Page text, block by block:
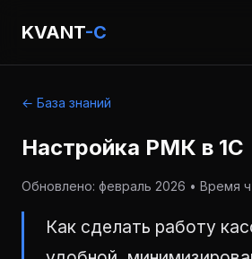
KVANT-C
← База знаний
Настройка РМК в 1С
Обновлено: февраль 2026 • Время
Как сделать работу